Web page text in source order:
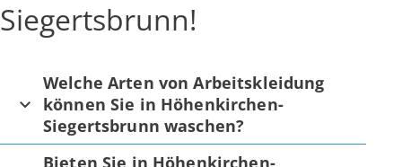
Siegertsbrunn!
Welche Arten von Arbeitskleidung
können Sie in Höhenkirchen-
Siegertsbrunn waschen?